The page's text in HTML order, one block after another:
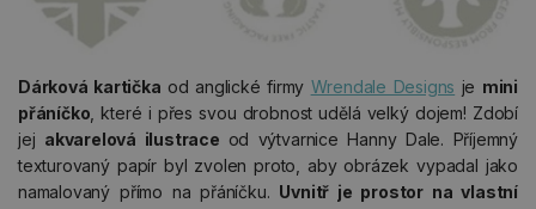
Dárková kartička od anglické firmy Wrendale Designs je mini
přáníčko , které i přes svou drobnost udělá velký dojem! Zdobí
jej akvarelová ilustrace od výtvarnice Hanny Dale. Příjemný
texturovaný papír byl zvolen proto, aby obrázek vypadal jako
namalovaný přímo na přáníčku. Uvnitř je prostor na vlastní